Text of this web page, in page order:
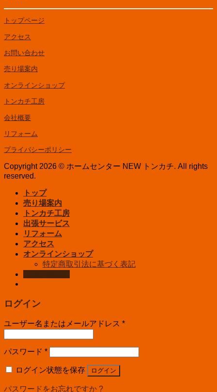
トップページ
アクセス
お問い合わせ
売り場案内
オンラインショップ
トンカチ工房
会社概要
リフォーム
プライバシーポリシー
Copyright 2026 © ホームセンター NEW トンカチ. All rights
reserved.
トップ
売り場案内
トンカチ工房
出張サービス
リフォーム
アクセス
オンラインショップ
特定商取引法に基づく表記
ログイン
ユーザー名またはメールアドレス *
パスワード *
ログイン状態を保存 ログイン
パスワードをお忘れですか ?